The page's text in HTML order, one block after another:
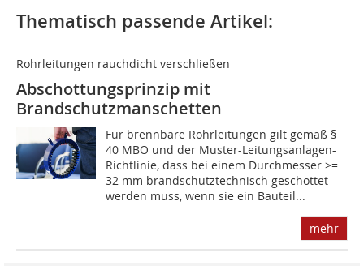
Thematisch passende Artikel:
Rohrleitungen rauchdicht verschließen
Abschottungsprinzip mit
Brandschutzmanschetten
Für brennbare Rohrleitungen gilt gemäß §
40 MBO und der Muster-Leitungsanlagen-
Richtlinie, dass bei einem Durchmesser >=
32 mm brandschutztechnisch geschottet
werden muss, wenn sie ein Bauteil...
mehr